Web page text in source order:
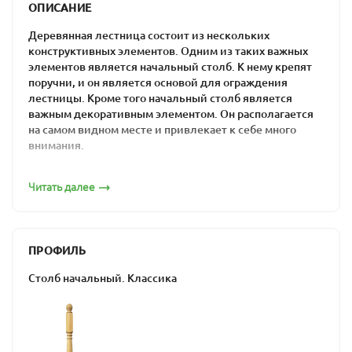
ОПИСАНИЕ
Деревянная лестница состоит из нескольких
конструктивных элементов. Одним из таких важных
элементов является начальный столб. К нему крепят
поручни, и он является основой для ограждения
лестницы. Кроме того начальный столб является
важным декоративным элементом. Он располагается
на самом видном месте и привлекает к себе много
внимания.
имеют много различных названий:
поворотный или разворотный столб
монтируют в середине на повороте или
завершающий столб расположен в верхней
части лестницы в конце балюстрады.
Читать далее
ПРОФИЛЬ
Столб начальный. Классика